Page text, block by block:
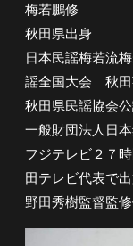
梅若鵬修
秋田県出身
日本民謡梅若流
謡全国大会 秋
秋田県民謡協会
一般財団法人日
フジテレビ２７
田テレビ代表で
野田秀樹監督監